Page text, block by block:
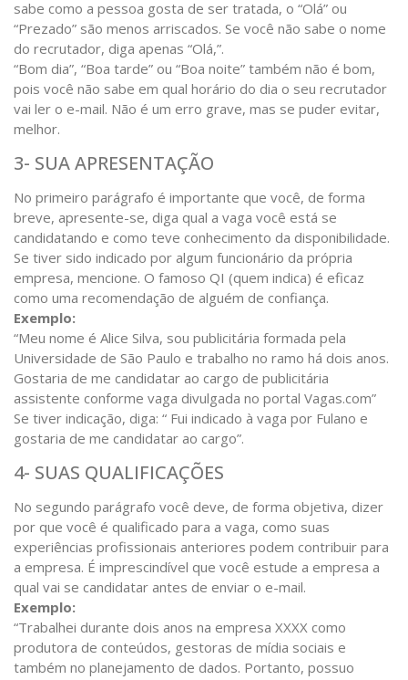
sabe como a pessoa gosta de ser tratada, o “Olá” ou
“Prezado” são menos arriscados. Se você não sabe o nome
do recrutador, diga apenas “Olá,”.
“Bom dia”, “Boa tarde” ou “Boa noite” também não é bom,
pois você não sabe em qual horário do dia o seu recrutador
vai ler o e-mail. Não é um erro grave, mas se puder evitar,
melhor.
3- SUA APRESENTAÇÃO
No primeiro parágrafo é importante que você, de forma
breve, apresente-se, diga qual a vaga você está se
candidatando e como teve conhecimento da disponibilidade.
Se tiver sido indicado por algum funcionário da própria
empresa, mencione. O famoso QI (quem indica) é eficaz
como uma recomendação de alguém de confiança.
Exemplo:
“Meu nome é Alice Silva, sou publicitária formada pela
Universidade de São Paulo e trabalho no ramo há dois anos.
Gostaria de me candidatar ao cargo de publicitária
assistente conforme vaga divulgada no portal Vagas.com”
Se tiver indicação, diga: “ Fui indicado à vaga por Fulano e
gostaria de me candidatar ao cargo”.
4- SUAS QUALIFICAÇÕES
No segundo parágrafo você deve, de forma objetiva, dizer
por que você é qualificado para a vaga, como suas
experiências profissionais anteriores podem contribuir para
a empresa. É imprescindível que você estude a empresa a
qual vai se candidatar antes de enviar o e-mail.
Exemplo:
“Trabalhei durante dois anos na empresa XXXX como
produtora de conteúdos, gestoras de mídia sociais e
também no planejamento de dados. Portanto, possuo